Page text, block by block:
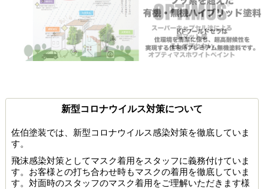
新型コロナウイルス対策について
佐伯塗装では、新型コロナウイルス感染対策を徹底していま
す。
飛沫感染対策としてマスク着用をスタッフに義務付けていま
す。お客様との打ち合わせ時もマスクの着用を徹底していま
す。対面時のスタッフのマスク着用をご理解いただきます様